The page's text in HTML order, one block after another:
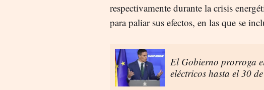
respectivamente durante la crisis
para paliar sus efectos, en las que se
El Gobierno prorroga
eléctricos hasta el 30